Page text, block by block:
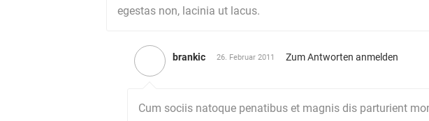
egestas non, lacinia ut lacus.
brankic 26. Februar 2011 Zum Antworten anmelden
Cum sociis natoque penatibus et magnis dis parturient